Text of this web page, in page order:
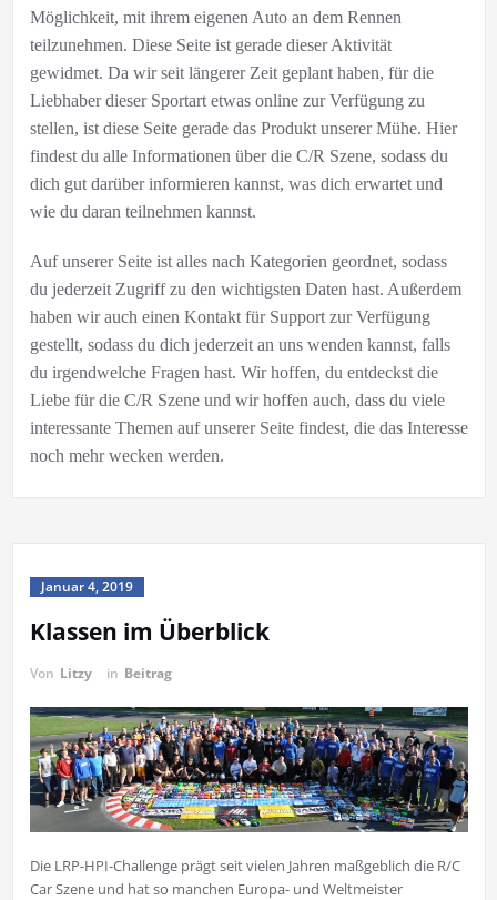
Möglichkeit, mit ihrem eigenen Auto an dem Rennen
teilzunehmen. Diese Seite ist gerade dieser Aktivität
gewidmet. Da wir seit längerer Zeit geplant haben, für die
Liebhaber dieser Sportart etwas online zur Verfügung zu
stellen, ist diese Seite gerade das Produkt unserer Mühe. Hier
findest du alle Informationen über die C/R Szene, sodass du
dich gut darüber informieren kannst, was dich erwartet und
wie du daran teilnehmen kannst.
Auf unserer Seite ist alles nach Kategorien geordnet, sodass
du jederzeit Zugriff zu den wichtigsten Daten hast. Außerdem
haben wir auch einen Kontakt für Support zur Verfügung
gestellt, sodass du dich jederzeit an uns wenden kannst, falls
du irgendwelche Fragen hast. Wir hoffen, du entdeckst die
Liebe für die C/R Szene und wir hoffen auch, dass du viele
interessante Themen auf unserer Seite findest, die das Interesse
noch mehr wecken werden.
Januar 4, 2019
Klassen im Überblick
Von Litzy in Beitrag
Die LRP-HPI-Challenge prägt seit vielen Jahren maßgeblich die R/C
Car Szene und hat so manchen Europa- und Weltmeister